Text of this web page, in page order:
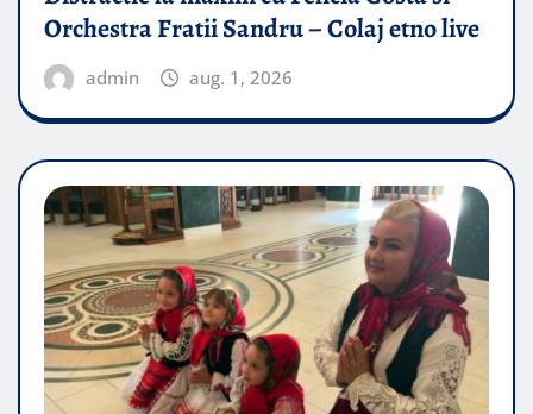
Orchestra Fratii Sandru – Colaj etno live
admin aug. 1, 2026